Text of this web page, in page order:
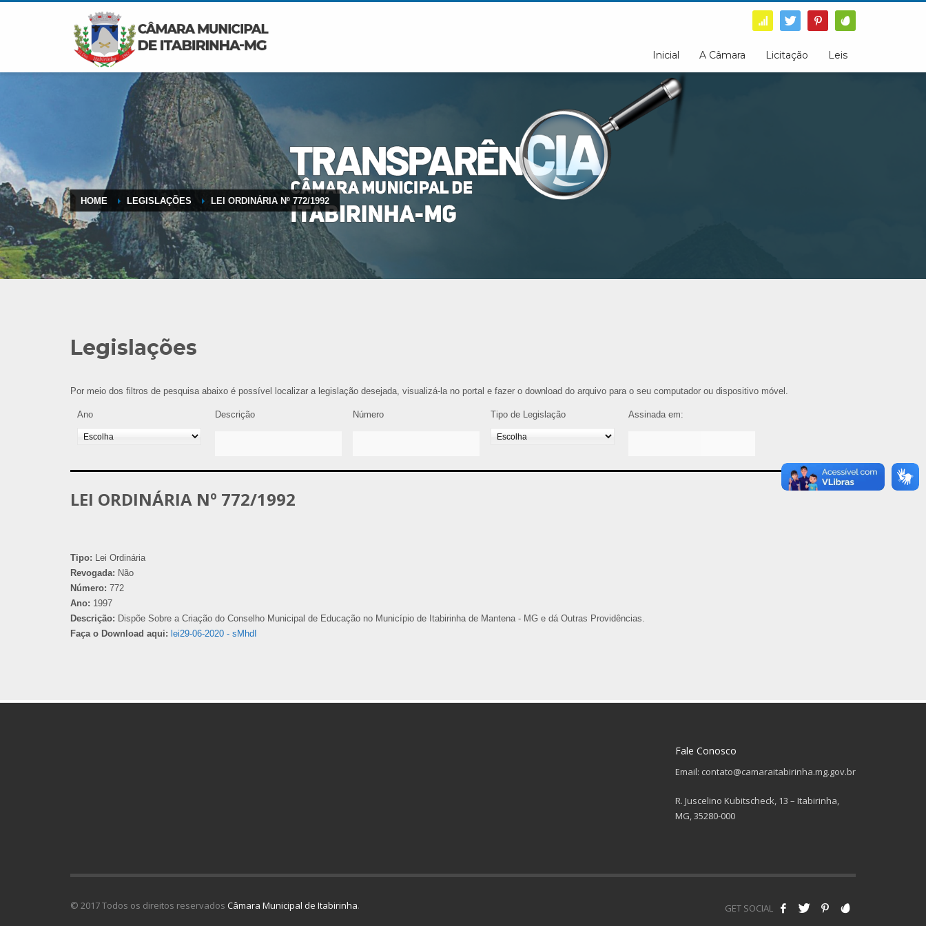
Inicial A Câmara Licitação Leis
HOME LEGISLAÇÕES LEI ORDINÁRIA Nº 772/1992
Legislações
Por meio dos filtros de pesquisa abaixo é possível localizar a legislação desejada, visualizá-la no portal e fazer o download do arquivo para o seu computador ou dispositivo móvel.
Ano Descrição Número Tipo de Legislação Assinada em:
LEI ORDINÁRIA Nº 772/1992
Tipo: Lei Ordinária
Revogada: Não
Número: 772
Ano: 1997
Descrição: Dispõe Sobre a Criação do Conselho Municipal de Educação no Município de Itabirinha de Mantena - MG e dá Outras Providências.
Faça o Download aqui: lei29-06-2020 - sMhdI
Fale Conosco
Email: contato@camaraitabirinha.mg.gov.br
R. Juscelino Kubitscheck, 13 – Itabirinha,
MG, 35280-000
GET SOCIAL
© 2017 Todos os direitos reservados Câmara Municipal de Itabirinha.